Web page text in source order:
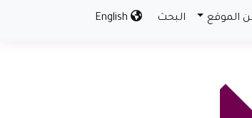
الموقع البحث